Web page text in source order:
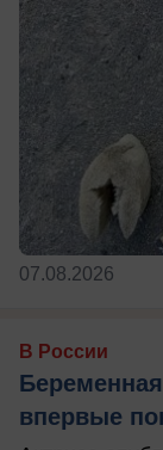
07.08.2026
В России
впервые